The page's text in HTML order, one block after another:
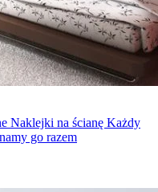
Naklejki na ścianę Każdy
go razem